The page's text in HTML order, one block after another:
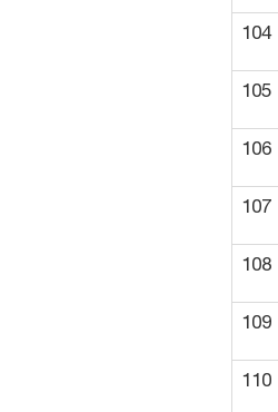
104
105
106
107
108
109
110